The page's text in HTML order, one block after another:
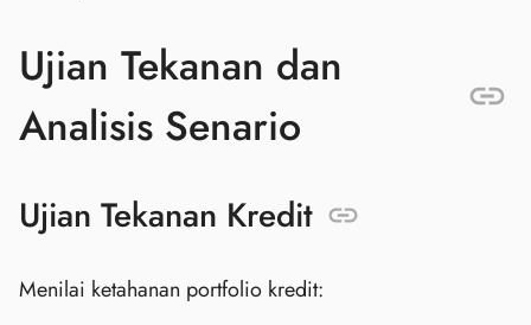
Ujian Tekanan dan
Analisis Senario
Ujian Tekanan Kredit
Menilai ketahanan portfolio kredit: